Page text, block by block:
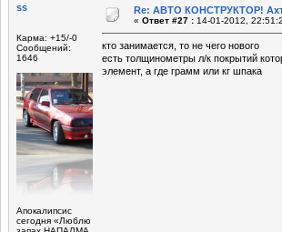
ss
Карма: +15/-0
Сообщений:
1646
Апокалипсис
сегодня «Люблю
Re: АВТО КОНСТРУКТОР!
« Ответ #27 : 14-01-2012,
кто занимается, то не чего нового
есть толщинометры л/к покрытий
элемент, а где грамм или кг шпака